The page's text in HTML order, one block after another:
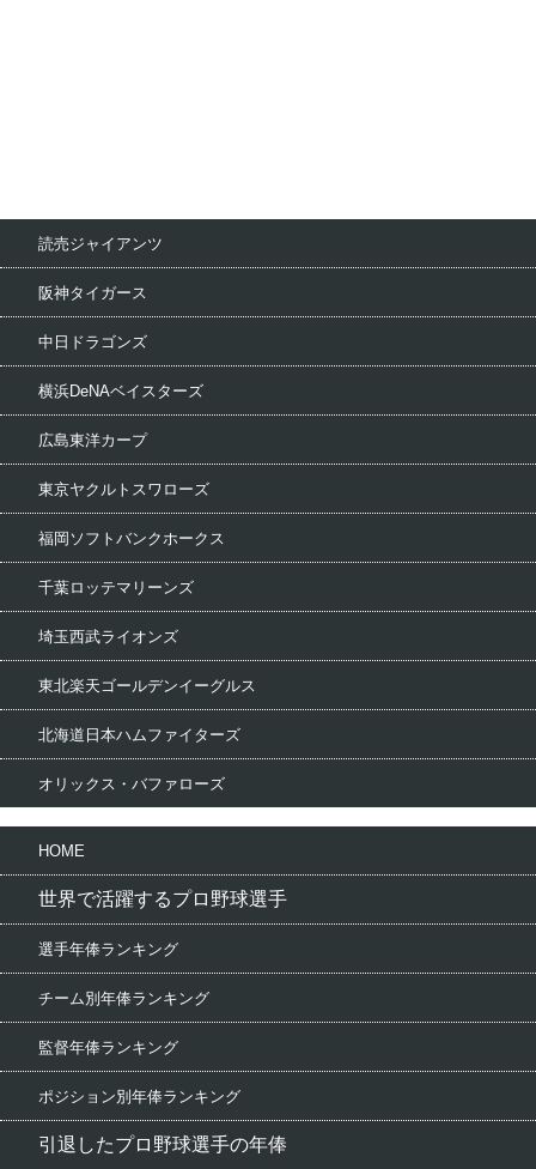
読売ジャイアンツ
阪神タイガース
中日ドラゴンズ
横浜DeNAベイスターズ
広島東洋カープ
東京ヤクルトスワローズ
福岡ソフトバンクホークス
千葉ロッテマリーンズ
埼玉西武ライオンズ
東北楽天ゴールデンイーグルス
北海道日本ハムファイターズ
オリックス・バファローズ
HOME
世界で活躍するプロ野球選手
選手年俸ランキング
チーム別年俸ランキング
監督年俸ランキング
ポジション別年俸ランキング
引退したプロ野球選手の年俸